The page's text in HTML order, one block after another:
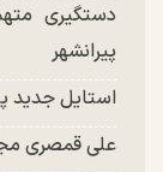
دستگیری
پیرانشهر
استایل جدید
علی قمصری